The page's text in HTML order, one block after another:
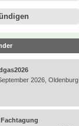
2026, Oldenburg
Fachtagung